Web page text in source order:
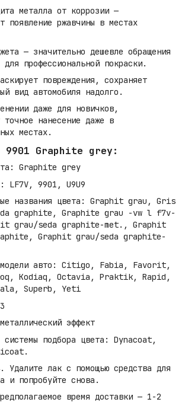
металла от коррозии —
появление ржавчины в местах
— значительно дешевле обращения
для профессиональной покраски.
повреждения, сохраняет
вид автомобиля надолго.
даже для новичков,
точное нанесение даже в
местах.
9901 Graphite grey:
Graphite grey
LF7V, 9901, U9U9
названия цвета: Graphit grau, Gris
graphite, Graphite grau -vw l f7v-
grau/seda graphite-met., Graphit
Graphit grau/seda graphite-
модели авто: Citigo, Fabia, Favorit,
Kodiaq, Octavia, Praktik, Rapid,
Superb, Yeti
эффект
системы подбора цвета: Dynacoat,
Удалите лак с помощью средства для
и попробуйте снова.
время доставки — 1-2